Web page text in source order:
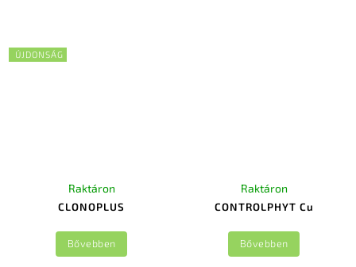
ÚJDONSÁG
CLONOPLUS
Raktáron
Bővebben
CONTROLPHYT Cu
Raktáron
Bővebben